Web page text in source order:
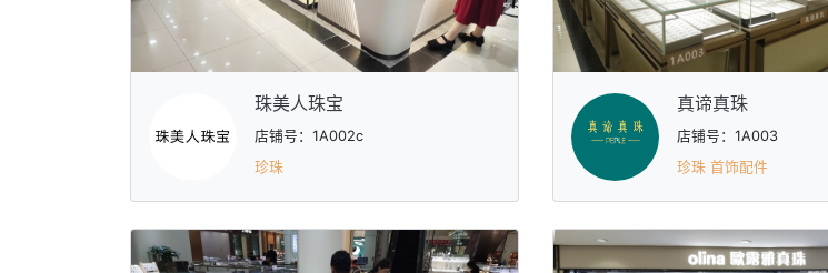
珠美人珠宝
店铺号：1A002c
珍珠
真谛真珠
店铺号：1A003
珍珠 首饰配件